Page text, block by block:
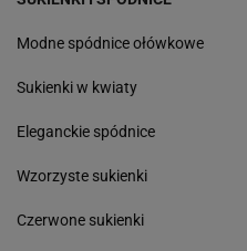
Modne spódnice ołówkowe
Sukienki w kwiaty
Eleganckie spódnice
Wzorzyste sukienki
Czerwone sukienki